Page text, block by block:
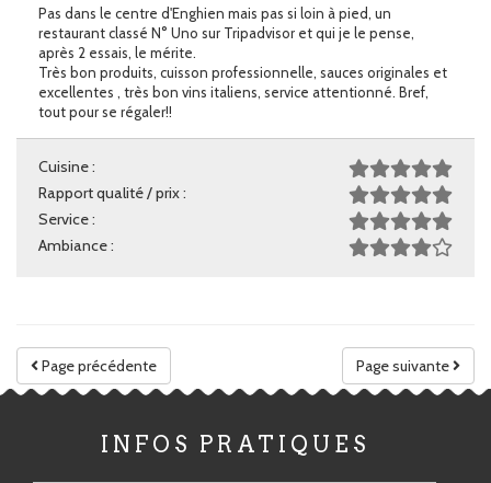
Pas dans le centre d'Enghien mais pas si loin à pied, un
restaurant classé N° Uno sur Tripadvisor et qui je le pense,
après 2 essais, le mérite.
Très bon produits, cuisson professionnelle, sauces originales et
excellentes , très bon vins italiens, service attentionné. Bref,
tout pour se régaler!!
Cuisine :
Rapport qualité / prix :
Service :
Ambiance :
Page suivante
Page précédente
INFOS PRATIQUES